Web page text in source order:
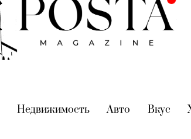
(current)
Недвижимость(current)
Авто (current)
Вкус